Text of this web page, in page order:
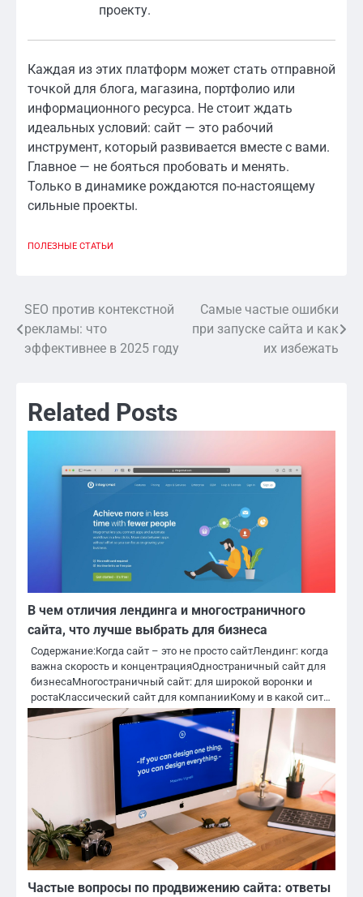
проекту.
Каждая из этих платформ может стать отправной
точкой для блога, магазина, портфолио или
информационного ресурса. Не стоит ждать
идеальных условий: сайт — это рабочий
инструмент, который развивается вместе с вами.
Главное — не бояться пробовать и менять.
Только в динамике рождаются по-настоящему
сильные проекты.
ПОЛЕЗНЫЕ СТАТЬИ
Навигация
по
SEO против контекстной
рекламы: что
эффективнее в 2025 году
Самые частые ошибки
при запуске сайта и как
их избежать
Related Posts
В чем отличия лендинга и многостраничного
сайта, что лучше выбрать для бизнеса
Содержание:Когда сайт – это не просто сайтЛендинг: когда
важна скорость и концентрацияОдностраничный сайт для
бизнесаМногостраничный сайт: для широкой воронки и
ростаКлассический сайт для компанииКому и в какой сит…
Частые вопросы по продвижению сайта: ответы